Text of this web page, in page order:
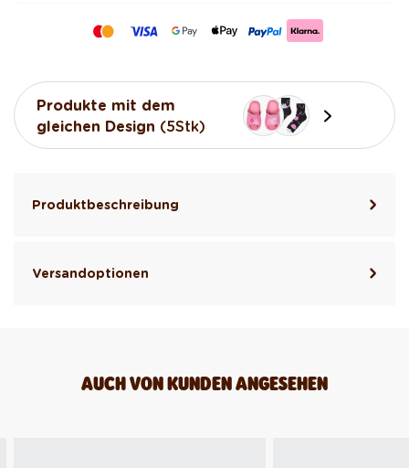
Produkte mit dem
gleichen Design (5Stk)
Produktbeschreibung
Versandoptionen
AUCH VON KUNDEN ANGESEHEN